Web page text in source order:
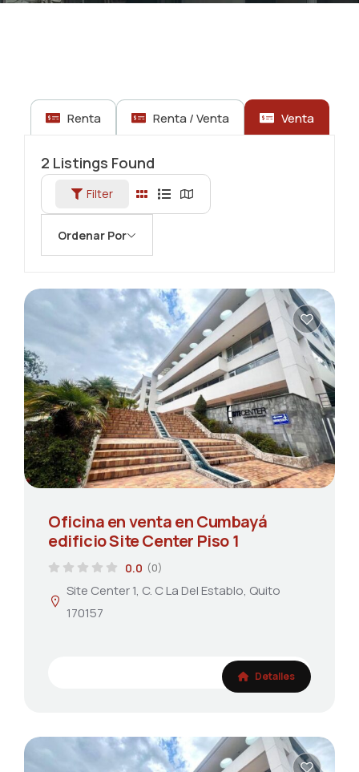
Renta Renta / Venta Venta
2 Listings Found
Filter
Ordenar Por
Oficina en venta en Cumbayá
edificio Site Center Piso 1
0.0 (0)
Site Center 1, C. C La Del Establo, Quito
170157
Detalles